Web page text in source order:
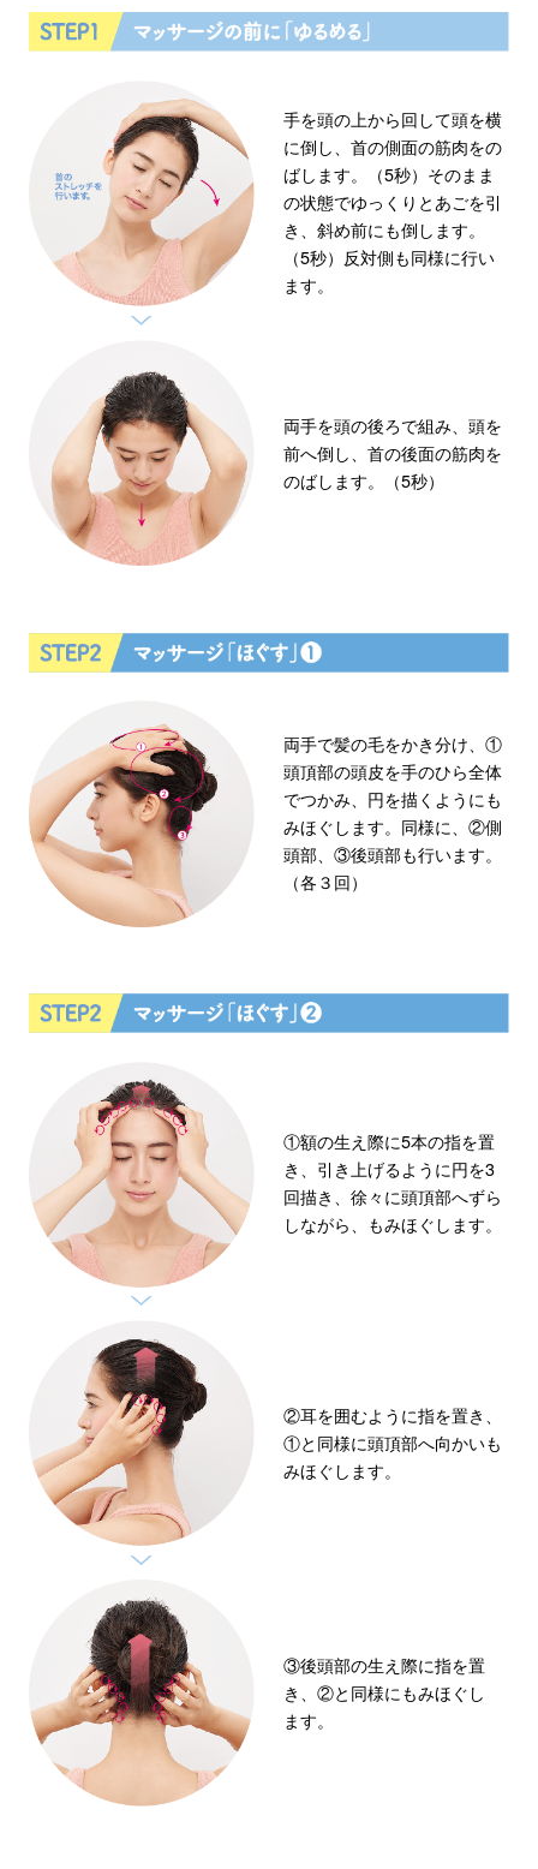
手を頭の上から回して頭を横
に倒し、首の側面の筋肉をの
ばします。（5秒）そのまま
の状態でゆっくりとあごを引
き、斜め前にも倒します。
（5秒）反対側も同様に行い
ます。
両手を頭の後ろで組み、頭を
前へ倒し、首の後面の筋肉を
のばします。（5秒）
両手で髪の毛をかき分け、①
頭頂部の頭皮を手のひら全体
でつかみ、円を描くようにも
みほぐします。同様に、②側
頭部、③後頭部も行います。
（各３回）
①額の生え際に5本の指を置
き、引き上げるように円を3
回描き、徐々に頭頂部へずら
しながら、もみほぐします。
②耳を囲むように指を置き、
①と同様に頭頂部へ向かいも
みほぐします。
③後頭部の生え際に指を置
き、②と同様にもみほぐし
ます。